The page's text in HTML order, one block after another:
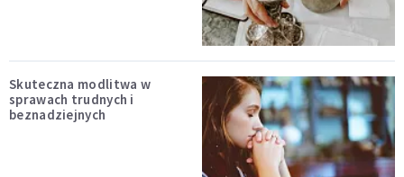
Skuteczna modlitwa w
sprawach trudnych i
beznadziejnych